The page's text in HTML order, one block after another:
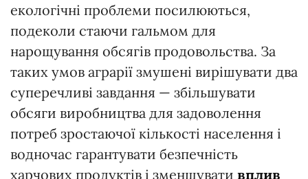
екологічні проблеми посилюються,
подеколи стаючи гальмом для
нарощування обсягів продовольства. За
таких умов аграрії змушені вирішувати два
суперечливі завдання — збільшувати
обсяги виробництва для задоволення
потреб зростаючої кількості населення і
водночас гарантувати безпечність
харчових продуктів і зменшувати вплив